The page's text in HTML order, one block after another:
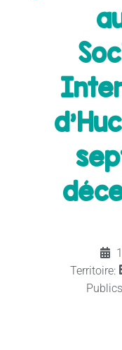
Territoire: